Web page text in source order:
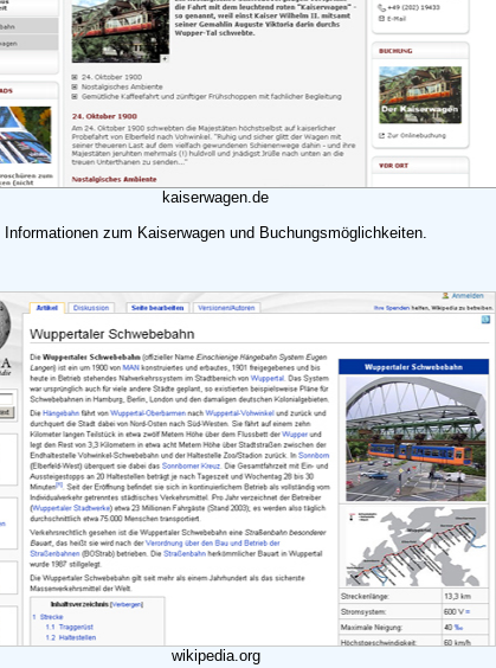
kaiserwagen.de
Informationen zum Kaiserwagen und Buchungsmöglichkeiten.
wikipedia.org